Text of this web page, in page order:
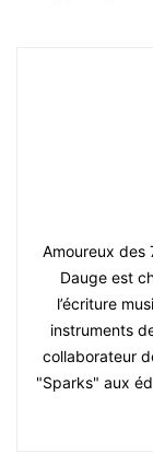
Amoureux des
Dauge est
l’écriture
instruments
collaborateur
"Sparks" aux